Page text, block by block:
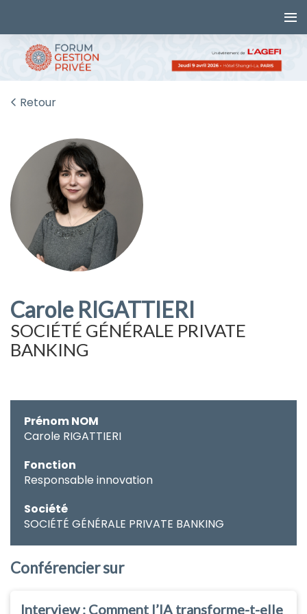
Retour
Carole RIGATTIERI
SOCIÉTÉ GÉNÉRALE PRIVATE
BANKING
Prénom NOM
Carole RIGATTIERI
Fonction
Responsable innovation
Société
SOCIÉTÉ GÉNÉRALE PRIVATE BANKING
Conférencier sur
Interview : Comment l’IA transforme-t-elle